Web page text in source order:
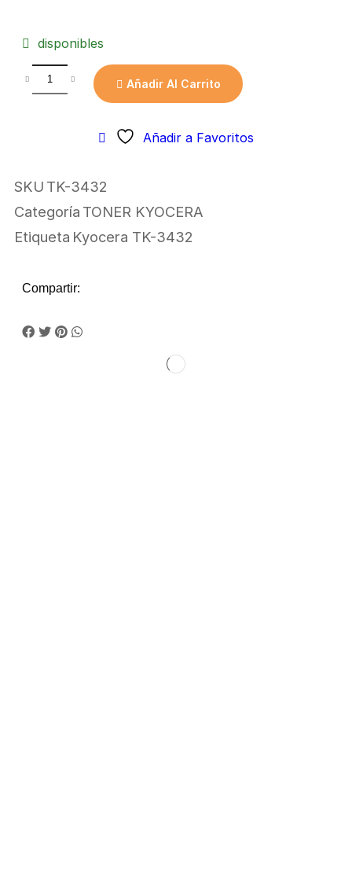
disponibles
Añadir Al Carrito
Añadir a Favoritos
SKU TK-3432
Categoría TONER KYOCERA
Etiqueta Kyocera TK-3432
Compartir: